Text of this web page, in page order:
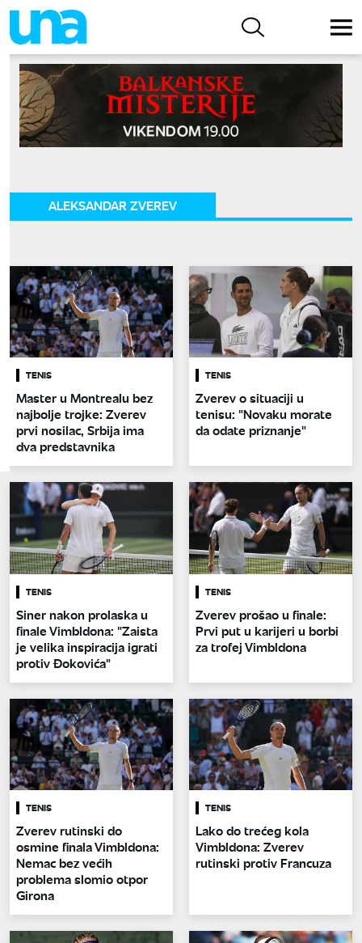
ALEKSANDAR ZVEREV
TENIS
Master u Montrealu bez
najbolje trojke: Zverev
prvi nosilac, Srbija ima
dva predstavnika
TENIS
Zverev o situaciji u
tenisu: "Novaku morate
da odate priznanje"
TENIS
Siner nakon prolaska u
finale Vimbldona: "Zaista
je velika inspiracija igrati
protiv Đokovića"
TENIS
Zverev prošao u finale:
Prvi put u karijeri u borbi
za trofej Vimbldona
TENIS
Zverev rutinski do
osmine finala Vimbldona:
Nemac bez većih
problema slomio otpor
Girona
TENIS
Lako do trećeg kola
Vimbldona: Zverev
rutinski protiv Francuza